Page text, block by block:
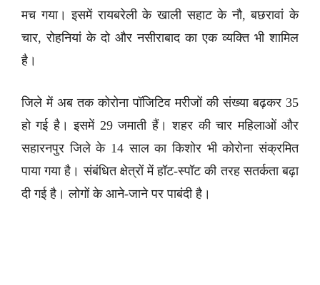
मच गया। इसमें रायबरेली के खाली सहाट के नौ, बछरावां के
चार, रोहनियां के दो और नसीराबाद का एक व्यक्ति भी शामिल
है।
जिले में अब तक कोरोना पॉजिटिव मरीजों की संख्या बढ़कर 35
हो गई है। इसमें 29 जमाती हैं। शहर की चार महिलाओं और
सहारनपुर जिले के 14 साल का किशोर भी कोरोना संक्रमित
पाया गया है। संबंधित क्षेत्रों में हॉट-स्पॉट की तरह सतर्कता बढ़ा
दी गई है। लोगों के आने-जाने पर पाबंदी है।